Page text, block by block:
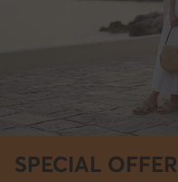
SPECIAL OFFER